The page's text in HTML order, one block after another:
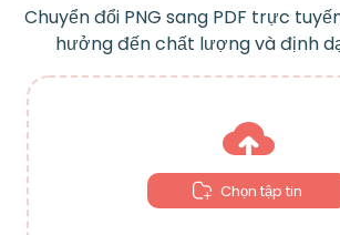
Chuyển đổi PNG sang PDF trực
hưởng đến chất lượng và định
Chọn tập tin